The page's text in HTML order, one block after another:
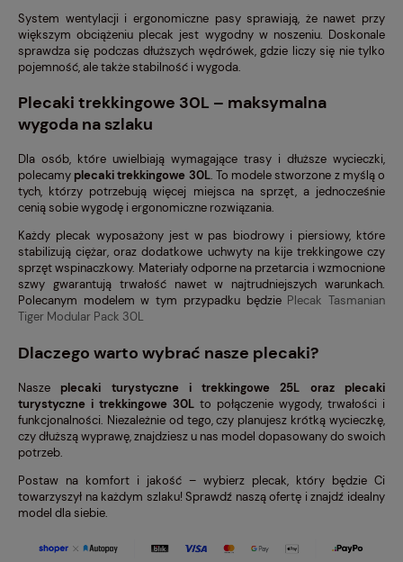
System wentylacji i ergonomiczne pasy sprawiają, że nawet przy
większym obciążeniu plecak jest wygodny w noszeniu. Doskonale
sprawdza się podczas dłuższych wędrówek, gdzie liczy się nie tylko
pojemność, ale także stabilność i wygoda.
Plecaki trekkingowe 30L – maksymalna
wygoda na szlaku
Dla osób, które uwielbiają wymagające trasy i dłuższe wycieczki,
polecamy plecaki trekkingowe 30L. To modele stworzone z myślą o
tych, którzy potrzebują więcej miejsca na sprzęt, a jednocześnie
cenią sobie wygodę i ergonomiczne rozwiązania.
Każdy plecak wyposażony jest w pas biodrowy i piersiowy, które
stabilizują ciężar, oraz dodatkowe uchwyty na kije trekkingowe czy
sprzęt wspinaczkowy. Materiały odporne na przetarcia i wzmocnione
szwy gwarantują trwałość nawet w najtrudniejszych warunkach.
Polecanym modelem w tym przypadku będzie Plecak Tasmanian
Tiger Modular Pack 30L
Dlaczego warto wybrać nasze plecaki?
Nasze plecaki turystyczne itrekkingowe 25L oraz
plecaki
turystyczne i trekkingowe 30L to połączenie wygody, trwałości i
funkcjonalności. Niezależnie od tego, czy planujesz krótką wycieczkę,
czy dłuższą wyprawę, znajdziesz u nas model dopasowany do swoich
potrzeb.
Postaw na komfort i jakość – wybierz plecak, który będzie Ci
towarzyszył na każdym szlaku! Sprawdź naszą ofertę i znajdź idealny
model dla siebie.